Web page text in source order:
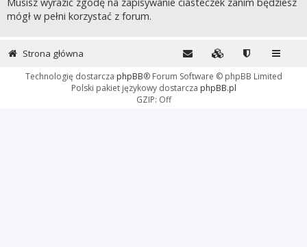
mógł w pełni korzystać z forum.
Strona główna
Technologię dostarcza phpBB® Forum Software © phpBB Limited
Polski pakiet językowy dostarcza phpBB.pl
GZIP: Off